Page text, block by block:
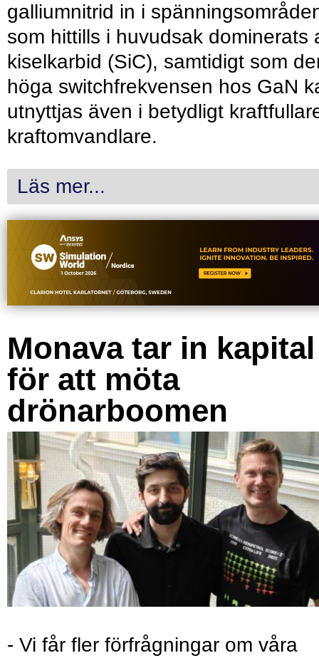
galliumnitrid in i
som hittills i huvudsak dominerats
kiselkarbid (SiC), samtidigt som
höga switchfrekvensen hos GaN
utnyttjas även i betydligt
kraftomvandlare.
Läs mer...
Monava tar in kapital
för att möta
drönarboomen
- Vi får fler förfrågningar om våra